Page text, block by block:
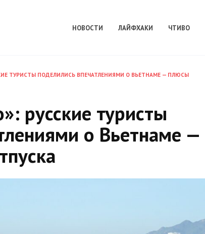
НОВОСТИ ЛАЙФХАКИ ЧТИВО
ТУРИСТЫ ПОДЕЛИЛИСЬ ВПЕЧАТЛЕНИЯМИ О ВЬЕТНАМЕ — ПЛЮСЫ
русские туристы
о Вьетнаме —